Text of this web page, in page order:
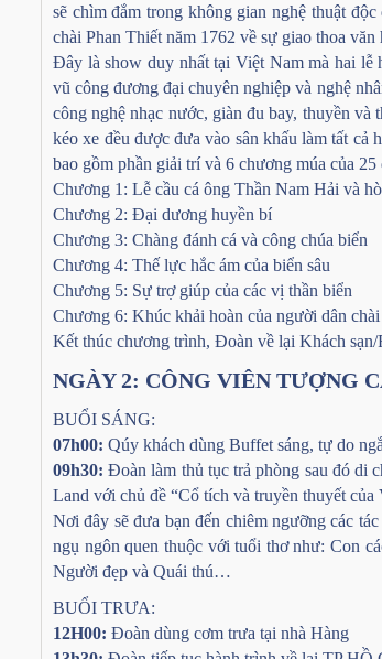
sẽ chìm đắm trong không gian nghệ thuật
chài Phan Thiết năm 1762 về sự giao thoa
Đây là show duy nhất tại Việt Nam mà hai lễ
vũ công đương đại chuyên nghiệp và nghệ
công nghệ nhạc nước, giàn đu bay, thuyền
kéo xe đều được đưa vào sân khấu làm tất cả
bao gồm phần giải trí và 6 chương múa của
Chương 1: Lễ cầu cá ông Thần Nam Hải và
Chương 2: Đại dương huyền bí
Chương 3: Chàng đánh cá và công chúa biển
Chương 4: Thế lực hắc ám của biển sâu
Chương 5: Sự trợ giúp của các vị thần biển
Chương 6: Khúc khải hoàn của người dân chài
Kết thúc chương trình, Đoàn về lại Khách
NGÀY 2: CÔNG VIÊN TƯỢNG
BUỔI SÁNG:
07h00: Qúy khách dùng Buffet sáng, tự do
09h30: Đoàn làm thủ tục trả phòng sau đó di
Land với chủ đề “Cổ tích và truyền thuyết
Nơi đây sẽ đưa bạn đến chiêm ngưỡng các
ngụ ngôn quen thuộc với tuổi thơ như: Con
Người đẹp và Quái thú…
BUỔI TRƯA:
12H00: Đoàn dùng cơm trưa tại nhà Hàng